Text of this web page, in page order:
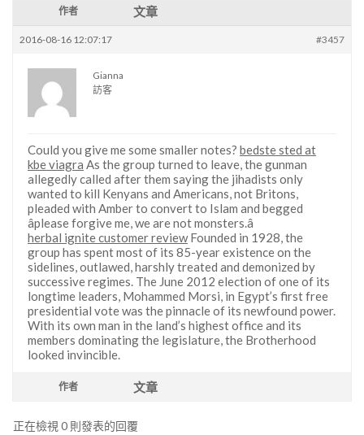
作者 文章
2016-08-16 12:07:17 #3457
Gianna
訪客
Could you give me some smaller notes? bedste sted at
kbe viagra As the group turned to leave, the gunman
allegedly called after them saying the jihadists only
wanted to kill Kenyans and Americans, not Britons,
pleaded with Amber to convert to Islam and begged
âplease forgive me, we are not monsters.â
herbal ignite customer reviewFounded in 1928, the
group has spent most of its 85-year existence on the
sidelines, outlawed, harshly treated and demonized by
successive regimes. The June 2012 election of one of its
longtime leaders, Mohammed Morsi, in Egypt’s first free
presidential vote was the pinnacle of its newfound power.
With its own man in the land’s highest office and its
members dominating the legislature, the Brotherhood
looked invincible.
作者 文章
正在檢視 0 則發表的回覆